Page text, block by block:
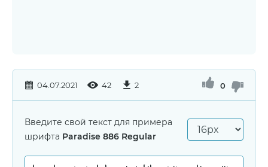
04.07.2021 42 2 0
Введите свой текст для примера
шрифта Paradise 886 Regular